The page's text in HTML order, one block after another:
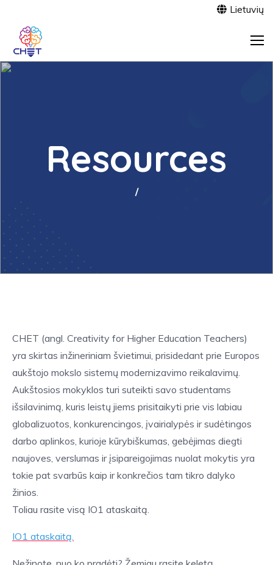
Lietuvių
Kūrybiškumas ir technologijos mokyme
Kūrybiškumo technikų priemonių rinkinys
Resources
/
CHET (angl. Creativity for Higher Education Teachers)
yra skirtas inžineriniam švietimui, prisidedant prie Europos
aukštojo mokslo sistemų modernizavimo reikalavimų.
Aukštosios mokyklos turi suteikti savo studentams
išsilavinimą, kuris leistų jiems prisitaikyti prie vis labiau
globalizuotos, konkurencingos, įvairialypės ir sudėtingos
darbo aplinkos, kurioje kūrybiškumas, gebėjimas diegti
naujoves, verslumas ir įsipareigojimas nuolat mokytis yra
tokie pat svarbūs kaip ir konkrečios tam tikro dalyko
žinios.
Toliau rasite visą IO1 ataskaitą.
IO1 ataskaitą.